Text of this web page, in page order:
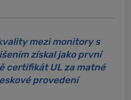
mezi monitory s
získal jako první
certifikát UL za matné
provedení